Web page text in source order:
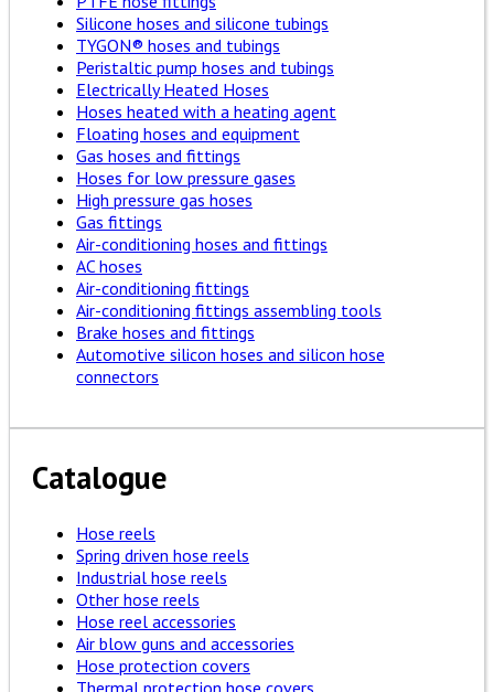
Silicone hoses and silicone tubings
TYGON® hoses and tubings
Peristaltic pump hoses and tubings
Electrically Heated Hoses
Hoses heated with a heating agent
Floating hoses and equipment
Gas hoses and fittings
Hoses for low pressure gases
High pressure gas hoses
Gas fittings
Air-conditioning hoses and fittings
AC hoses
Air-conditioning fittings
Air-conditioning fittings assembling tools
Brake hoses and fittings
Automotive silicon hoses and silicon hose
connectors
Catalogue
Hose reels
Spring driven hose reels
Industrial hose reels
Other hose reels
Hose reel accessories
Air blow guns and accessories
Hose protection covers